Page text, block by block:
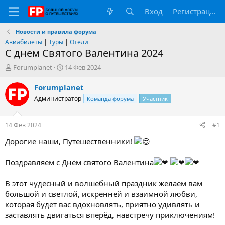
Вход Регистрация
Новости и правила форума
Авиабилеты | Туры | Отели
С днем Святого Валентина 2024
А
т
о
т
е
м
ы
Forumplanet
Д
т
н
а
л
14 Фев 2024
Forumplanet
Администратор Команда форума Участник
14 Фев 2024 #1
Дорогие наши, Путешественники!
Поздравляем с Днём святого Валентина
В этот чудесный и волшебный праздник желаем вам
большой и светлой, искренней и взаимной любви,
которая будет вас вдохновлять, приятно удивлять и
заставлять двигаться вперёд, навстречу приключениям!